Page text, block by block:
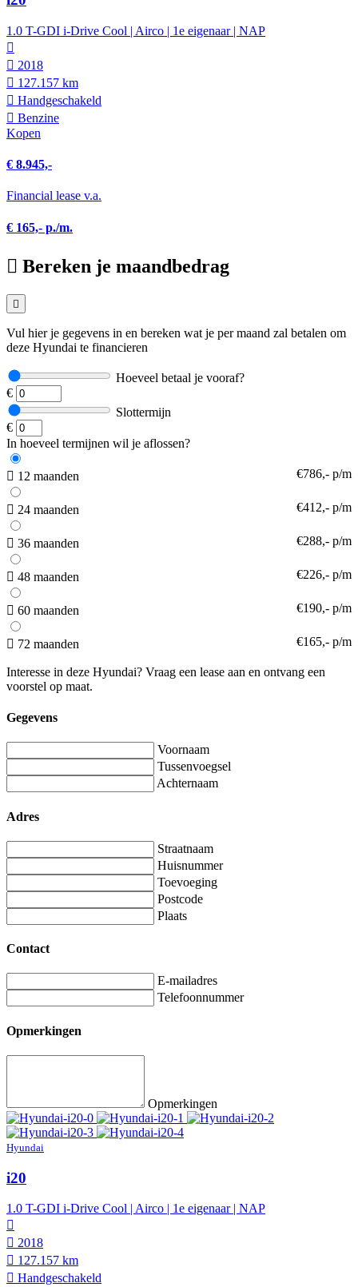
1.0 T-GDI i-Drive Cool | Airco | 1e eigenaar | NAP
2018
127.157 km
Hand­geschakeld
Benzine
Kopen
€ 8.945,-
Financial lease v.a.
€ 165,- p./m.
Bereken je maandbedrag
Vul hier je gegevens in en bereken wat je per maand zal betalen om
deze Hyundai te financieren
Hoeveel betaal je vooraf?
€
Slottermijn
€
In hoeveel termijnen wil je aflossen?
12 maanden €786,- p/m
24 maanden €412,- p/m
36 maanden €288,- p/m
48 maanden €226,- p/m
60 maanden €190,- p/m
72 maanden €165,- p/m
Interesse in deze Hyundai? Vraag een lease aan en ontvang een
voorstel op maat.
Gegevens
Voornaam
Tussenvoegsel
Achternaam
Adres
Straatnaam
Huisnummer
Toevoeging
Postcode
Plaats
Contact
E-mailadres
Telefoonnummer
Opmerkingen
Opmerkingen
Hyundai
i20
1.0 T-GDI i-Drive Cool | Airco | 1e eigenaar | NAP
2018
127.157 km
Hand­geschakeld